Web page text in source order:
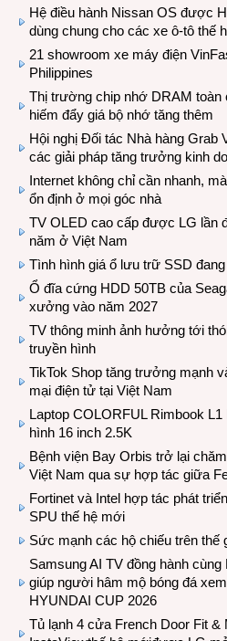
Hệ điều hành Nissan OS được
dùng chung cho các xe ô-tô thế
21 showroom xe máy điện
Philippines
Thị trường chip nhớ DRAM toàn
hiếm đẩy giá bộ nhớ tăng thêm
Hội nghị Đối tác Nhà hàng Grab
các giải pháp tăng trưởng kinh
Internet không chỉ cần nhanh,
ổn định ở mọi góc nhà
TV OLED cao cấp được LG lần
năm ở Việt Nam
Tình hình giá ổ lưu trữ SSD
Ổ đĩa cứng HDD 50TB của
xưởng vào năm 2027
TV thông minh ảnh hưởng tới
truyền hình
TikTok Shop tăng trưởng mạnh
mại điện tử tại Việt Nam
Laptop COLORFUL Rimbook
hình 16 inch 2.5K
Bệnh viện Bay Orbis trở lại
Việt Nam qua sự hợp tác giữa
Fortinet và Intel hợp tác phát
SPU thế hệ mới
Sức mạnh các hộ chiếu trên thế
Samsung AI TV đồng hành
giúp người hâm mộ bóng đá
HYUNDAI CUP 2026
Tủ lạnh 4 cửa French Door Fit